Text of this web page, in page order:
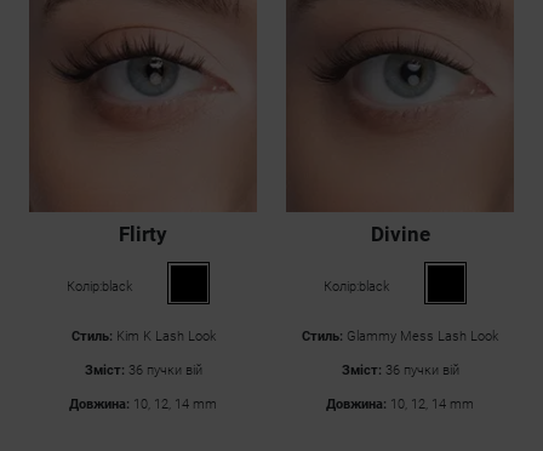
Flirty
Колір:black
Стиль: Kim K Lash Look
Зміст: 36 пучки вій
Довжина: 10, 12, 14 mm
Divine
Колір:black
Стиль: Glammy Mess Lash Look
Зміст: 36 пучки вій
Довжина: 10, 12, 14 mm